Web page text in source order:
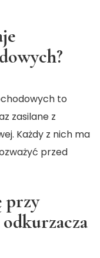
to
zasilane z
Każdy z nich ma
przed
przy